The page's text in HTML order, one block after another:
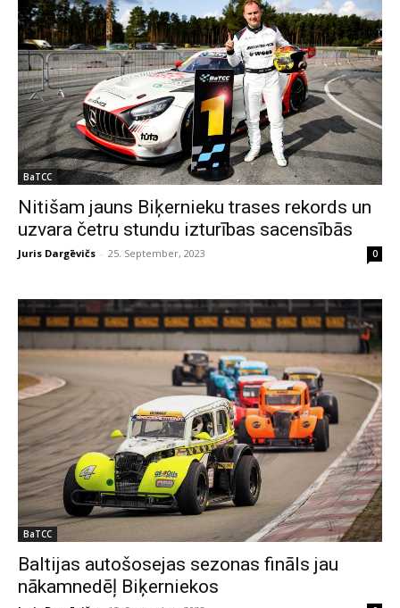
BaTCC
Nitišam jauns Biķernieku trases rekords un
uzvara četru stundu izturības sacensībās
Juris Dargēvičs - 25. September, 2023 0
BaTCC
Baltijas autošosejas sezonas fināls jau
nākamnedēļ Biķerniekos